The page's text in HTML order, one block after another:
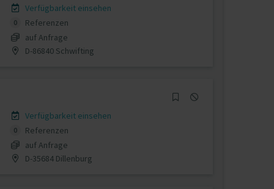
Verfügbarkeit einsehen
0
Referenzen
auf Anfrage
D-86840 Schwifting
Verfügbarkeit einsehen
0
Referenzen
auf Anfrage
D-35684 Dillenburg